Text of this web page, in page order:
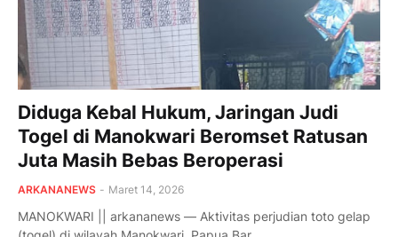
Diduga Kebal Hukum, Jaringan Judi
Togel di Manokwari Beromset Ratusan
Juta Masih Bebas Beroperasi
ARKANANEWS - Maret 14, 2026
MANOKWARI || arkananews — Aktivitas perjudian toto gelap